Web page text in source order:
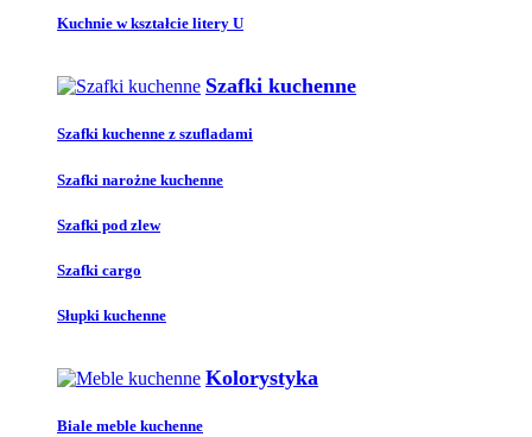
Kuchnie w kształcie litery U
Szafki kuchenne
Szafki kuchenne z szufladami
Szafki narożne kuchenne
Szafki pod zlew
Szafki cargo
Słupki kuchenne
Kolorystyka
Biale meble kuchenne